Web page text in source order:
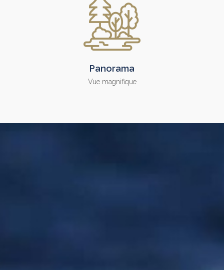
Panorama
Vue magnifique